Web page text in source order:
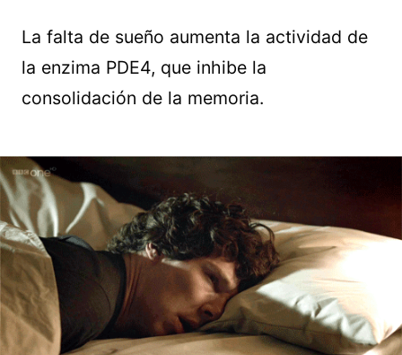
La falta de sueño aumenta la actividad de
la enzima PDE4, que inhibe la
consolidación de la memoria.